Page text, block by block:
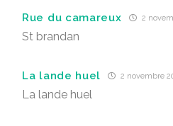
Rue du camareux 2
St brandan
La lande huel 2 novembre
La lande huel